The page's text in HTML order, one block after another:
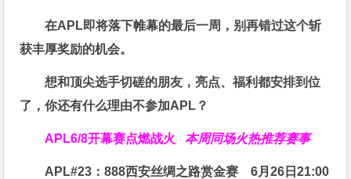
在APL即将落下帷幕的最后一周，别再错过这个斩
获丰厚奖励的机会。
想和顶尖选手切磋的朋友，亮点、福利都安排到位
了，你还有什么理由不参加APL？
APL6/8开幕赛点燃战火本周同场火热推荐赛事
APL#23：888西安丝绸之路赏金赛6月26日21:00